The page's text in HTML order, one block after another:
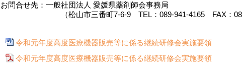
お問合せ先：一般社団法人 愛媛県薬剤師会事務局
（松山市三番町7-6-9 TEL：089-941-4165 FAX：089-
令和元年度高度医療機器販売等に係る継続研修会実施要領
令和元年度高度医療機器販売等に係る継続研修会実施要領